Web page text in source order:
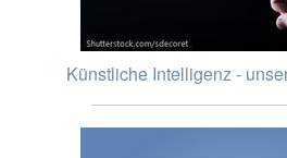
Künstliche Intelligenz -